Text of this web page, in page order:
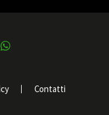
Contatti